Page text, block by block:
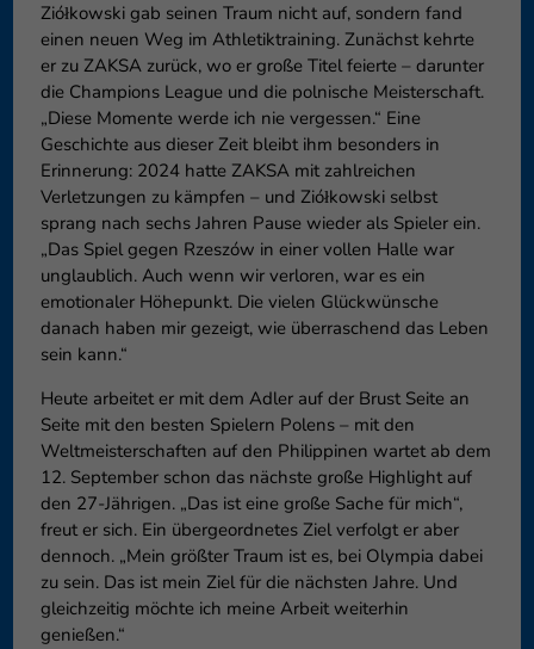
Ziółkowski gab seinen Traum nicht auf, sondern fand
einen neuen Weg im Athletiktraining. Zunächst kehrte
er zu ZAKSA zurück, wo er große Titel feierte – darunter
die Champions League und die polnische Meisterschaft.
„Diese Momente werde ich nie vergessen.“ Eine
Geschichte aus dieser Zeit bleibt ihm besonders in
Erinnerung: 2024 hatte ZAKSA mit zahlreichen
Verletzungen zu kämpfen – und Ziółkowski selbst
sprang nach sechs Jahren Pause wieder als Spieler ein.
„Das Spiel gegen Rzeszów in einer vollen Halle war
unglaublich. Auch wenn wir verloren, war es ein
emotionaler Höhepunkt. Die vielen Glückwünsche
danach haben mir gezeigt, wie überraschend das Leben
sein kann.“
Heute arbeitet er mit dem Adler auf der Brust Seite an
Seite mit den besten Spielern Polens – mit den
Weltmeisterschaften auf den Philippinen wartet ab dem
12. September schon das nächste große Highlight auf
den 27-Jährigen. „Das ist eine große Sache für mich“,
freut er sich. Ein übergeordnetes Ziel verfolgt er aber
dennoch. „Mein größter Traum ist es, bei Olympia dabei
zu sein. Das ist mein Ziel für die nächsten Jahre. Und
gleichzeitig möchte ich meine Arbeit weiterhin
genießen.“